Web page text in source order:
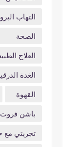
التهاب
الصحة
العلاج
الغدة
القهوة
باشن فروت
تجربتي مع